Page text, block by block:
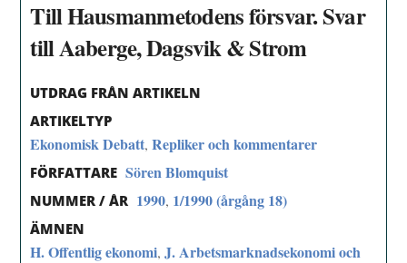
Till Hausmanmetodens försvar. Svar
till Aaberge, Dagsvik & Strom
UTDRAG FRÅN ARTIKELN
ARTIKELTYP
Ekonomisk Debatt,Repliker och kommentarer
FÖRFATTARE Sören Blomquist
NUMMER / ÅR 1990, 1/1990 (årgång 18)
ÄMNEN
H. Offentlig ekonomi,J. Arbetsmarknadsekonomi och